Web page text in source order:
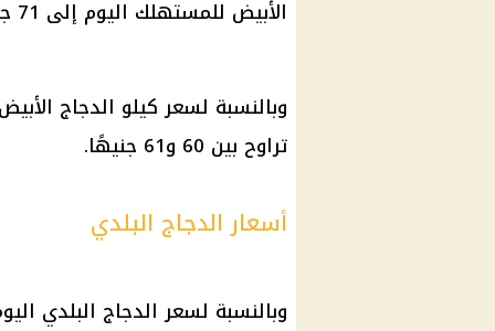
الأبيض للمستهلك اليوم إلى 71 جنيهاً للكيلو.
وبالنسبة لسعر كيلو الدجاج
تراوح بين 60 و61 جنيهًا.
أسعار الدجاج البلدي
وبالنسبة لسعر الدجاج البلدي